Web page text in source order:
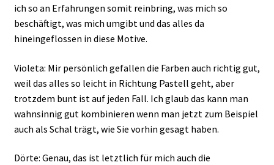
ich so an Erfahrungen somit reinbring, was mich so
beschäftigt, was mich umgibt und das alles da
hineingeflossen in diese Motive.
Violeta: Mir persönlich gefallen die Farben auch richtig gut,
weil das alles so leicht in Richtung Pastell geht, aber
trotzdem bunt ist auf jeden Fall. Ich glaub das kann man
wahnsinnig gut kombinieren wenn man jetzt zum Beispiel
auch als Schal trägt, wie Sie vorhin gesagt haben.
Dörte: Genau, das ist letztlich für mich auch die